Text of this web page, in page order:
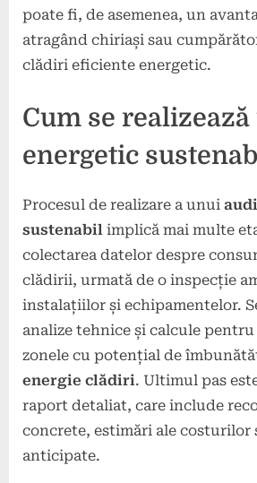
poate fi, de asemenea, un
atragând chiriași sau
clădiri eficiente energetic.
Cum se
energetic
Procesul de realizare a unui
sustenabil implică mai multe
colectarea datelor despre
clădirii, urmată de o inspecție
instalațiilor și echipamentelor.
analize tehnice și calcule
zonele cu potențial de
energie clădiri. Ultimul pas
raport detaliat, care include
concrete, estimări ale costurilor
anticipate.